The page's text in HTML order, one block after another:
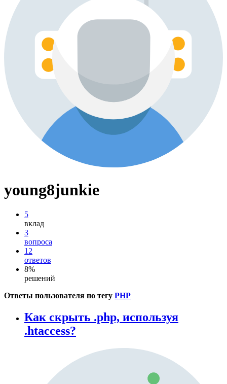
young8junkie
5
вклад
3
вопроса
12
ответов
8%
решений
Ответы пользователя по тегу PHP
Как скрыть .php, используя
.htaccess?